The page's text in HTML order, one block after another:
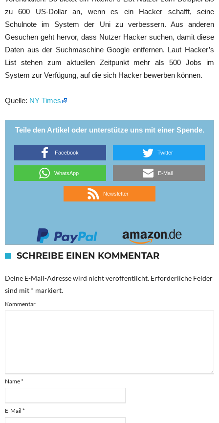
zu 600 US-Dollar an, wenn es ein Hacker schafft, seine
Schulnote im System der Uni zu verbessern. Aus anderen
Gesuchen geht hervor, dass Nutzer Hacker suchen, damit diese
Daten aus der Suchmaschine Google entfernen. Laut Hacker’s
List stehen zum aktuellen Zeitpunkt mehr als 500 Jobs im
System zur Verfügung, auf die sich Hacker bewerben können.
Quelle: NY Times
Teile den Artikel oder unterstütze uns mit einer Spende.
Facebook Twitter
WhatsApp E-Mail
Newsletter
SCHREIBE EINEN KOMMENTAR
Deine E-Mail-Adresse wird nicht veröffentlicht. Erforderliche Felder
sind mit * markiert.
Kommentar
Name*
E-Mail *